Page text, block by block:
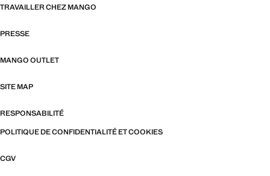
TRAVAILLER CHEZ MANGO
PRESSE
MANGO OUTLET
SITE MAP
RESPONSABILITÉ
POLITIQUE DE CONFIDENTIALITÉ ET COOKIES
CGV